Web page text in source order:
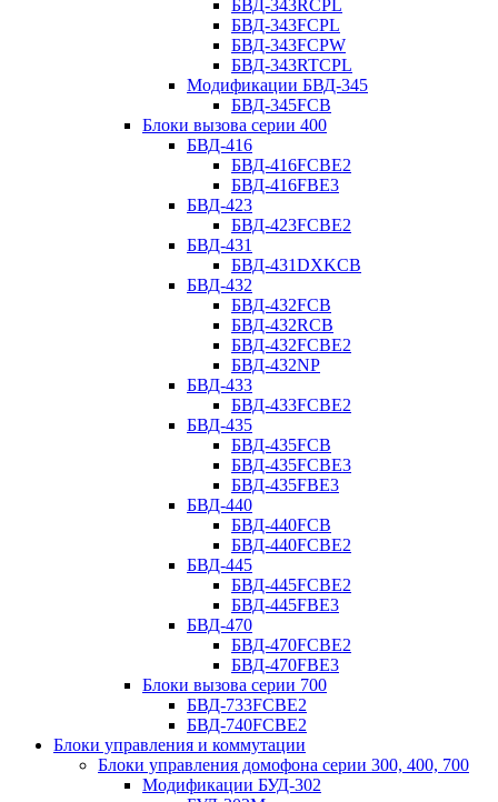
БВД-343RCPL
БВД-343FCPL
БВД-343FCPW
БВД-343RTCPL
Модификации БВД-345
БВД-345FCB
Блоки вызова серии 400
БВД-416
БВД-416FCBE2
БВД-416FBE3
БВД-423
БВД-423FCBE2
БВД-431
БВД-431DXKCB
БВД-432
БВД-432FCB
БВД-432RCB
БВД-432FCBE2
БВД-432NP
БВД-433
БВД-433FCBE2
БВД-435
БВД-435FCB
БВД-435FCBE3
БВД-435FBE3
БВД-440
БВД-440FCB
БВД-440FCBE2
БВД-445
БВД-445FCBE2
БВД-445FBE3
БВД-470
БВД-470FCBE2
БВД-470FBE3
Блоки вызова серии 700
БВД-733FCBE2
БВД-740FCBE2
Блоки управления и коммутации
Блоки управления домофона серии 300, 400, 700
Модификации БУД-302